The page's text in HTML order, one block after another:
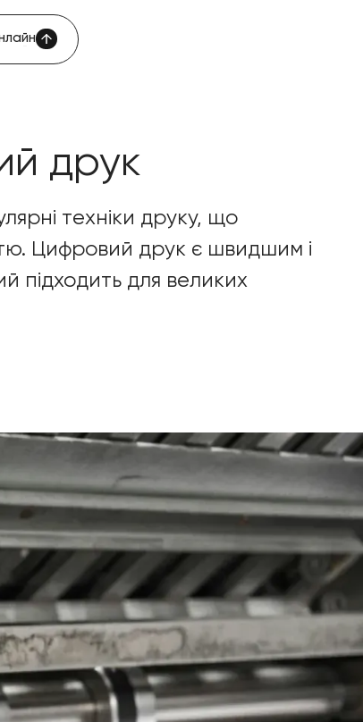
друк
техніки друку, що
Цифровий друк є швидшим і
підходить для великих